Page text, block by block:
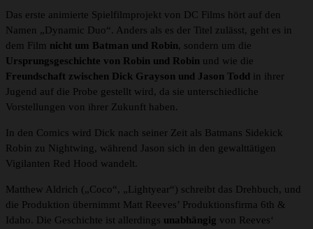
Das erste animierte Spielfilmprojekt von DC Films hört auf den
Namen „Dynamic Duo“. Anders als es der Titel zulässt, geht es in
dem Film nicht um Batman und Robin, sondern um die
Ursprungsgeschichte von Robin und Robin und wie die
Freundschaft zwischen Dick Grayson und Jason Todd in ihrer
Jugend auf die Probe gestellt wird, da sie unterschiedliche
Vorstellungen von ihrer Zukunft haben.
In den Comics wird Dick nach seiner Zeit als Batmans Sidekick
Robin zu Nightwing, während Jason sich in den gewalttätigen
Vigilanten Red Hood wandelt.
Matthew Aldrich („Coco“, „Lightyear“) schreibt das Drehbuch, und
die Produktion übernimmt Matt Reeves’ Produktionsfirma 6th &
Idaho. Die Geschichte ist allerdings unabhängig von Reeves‘